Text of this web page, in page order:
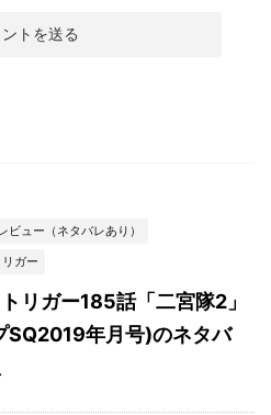
ビュー（ネタバレあり）
ガー
リガー185話「二宮隊2」
SQ2019年月号)のネタバ